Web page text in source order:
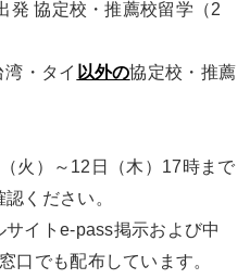
発 協定校・推薦校留学（2
・タイ 以外の協定校・推薦
火）～12日（木）17時まで
ください。
イトe-pass掲示および中
口でも配布しています。